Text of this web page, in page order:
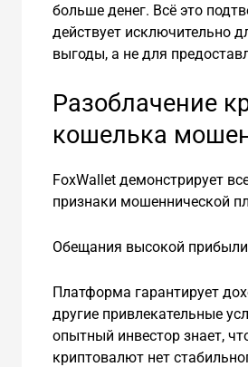
больше денег. Всё это
действует исключительно
выгоды, а не для
Разоблачение
кошелька
FoxWallet демонстрирует
признаки мошеннической
Обещания высокой прибыли
Платформа гарантирует
другие привлекательные
опытный инвестор знает,
криптовалют нет